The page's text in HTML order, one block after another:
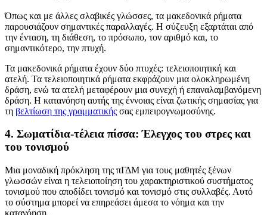
Όπως και με άλλες σλαβικές γλώσσες, τα μακεδονικά ρήματα
παρουσιάζουν σημαντικές παραλλαγές. Η σύζευξη εξαρτάται από
την ένταση, τη διάθεση, το πρόσωπο, τον αριθμό και, το
σημαντικότερο, την πτυχή.
Τα μακεδονικά ρήματα έχουν δύο πτυχές: τελειοποιητική και
ατελή. Τα τελειοποιητικά ρήματα εκφράζουν μια ολοκληρωμένη
δράση, ενώ τα ατελή μεταφέρουν μια συνεχή ή επαναλαμβανόμενη
δράση. Η κατανόηση αυτής της έννοιας είναι ζωτικής σημασίας για
τη βελτίωση της γραμματικής σας εμπειρογνωμοσύνης.
4. Σωματίδια-τέλεια πίσσα: Έλεγχος του στρες και
του τονισμού
Μια μοναδική πρόκληση της πΓΔΜ για τους μαθητές ξένων
γλωσσών είναι η τελειοποίηση του χαρακτηριστικού συστήματος
τονισμού που αποδίδει τονισμό και τονισμό στις συλλαβές. Αυτό
το σύστημα μπορεί να επηρεάσει άμεσα το νόημα και την